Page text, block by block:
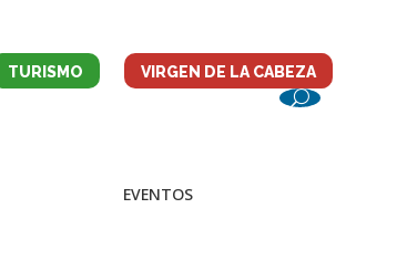
TURISMO VIRGEN DE LA CABEZA
EVENTOS